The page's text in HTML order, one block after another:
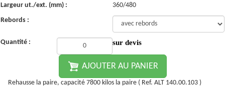
Largeur ut./ext. (mm) :
360/480
Rebords :
Quantité : sur devis
AJOUTER AU PANIER
Rehausse la paire, capacité 7800 kilos la paire ( Ref. ALT 140.00.103 )